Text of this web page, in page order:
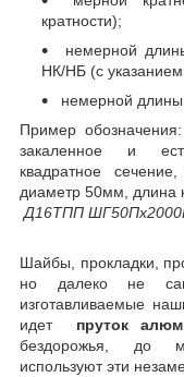
кратности);
немерной
НК/НБ (с
немерной
Пример обозначения:
закаленное и
квадратное
диаметр 50мм, длина
Д16ТПП
Шайбы, прокладки,
но далеко не
изготавливаемые
идет пруток
бездорожья, до
используют эти